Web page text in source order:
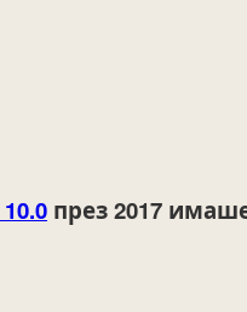
през 2017